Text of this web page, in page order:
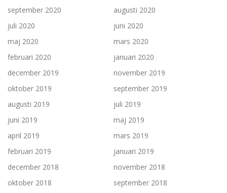
september 2020
augusti 2020
juli 2020
juni 2020
maj 2020
mars 2020
februari 2020
januari 2020
december 2019
november 2019
oktober 2019
september 2019
augusti 2019
juli 2019
juni 2019
maj 2019
april 2019
mars 2019
februari 2019
januari 2019
december 2018
november 2018
oktober 2018
september 2018